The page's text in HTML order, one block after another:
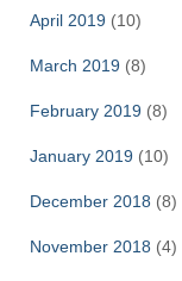
April 2019 (10)
March 2019 (8)
February 2019 (8)
January 2019 (10)
December 2018 (8)
November 2018 (4)